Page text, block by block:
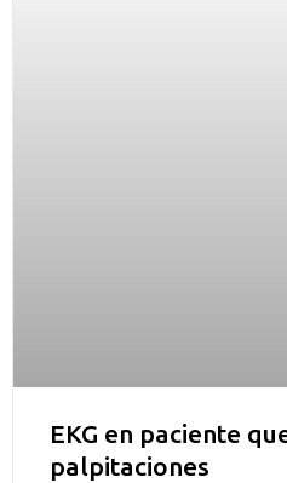
EKG en paciente
palpitaciones